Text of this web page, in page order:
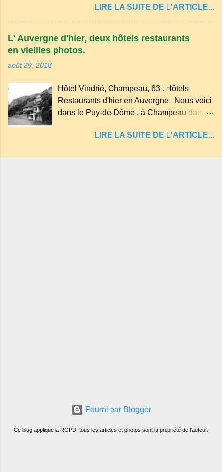
des souvenirs tout cela dans un grand parc
arboré.
d'explosion) rempli d’eau, appelé : le Lac de
Tazenat ou Tazanat, il est le premier et le
plus au nord de la Chaîne des Puys qui en
compte près de soixante. En Auvergne
"sans fond" et en forme d'entonnoir
entraînant vers les entrailles de la terre, les
malheureux qui s'approchaient trop de
LIRE LA SUITE DE L'ARTICLE...
L' Auvergne d'hier, deux hôtels restaurants
en vieilles photos.
août 29, 2018
Hôtel Vindrié, Champeau, 63 . Hôtels
Restaurants d'hier en Auvergne Nous voici
dans le Puy-de-Dôme , à Champeau dans
Servant . L'Hôtel-Restaurant Vindrié était
son jambon de pays et son poulet cocotte,
LIRE LA SUITE DE L'ARTICLE...
Fourni par Blogger
Ce blog applique la RGPD, tous les articles et photos sont la propriété de l'auteur.